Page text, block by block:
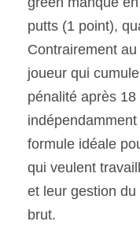
putts (1 point),
Contrairement
joueur qui
pénalité après 18
formule idéale
qui veulent
et leur gestion
brut.